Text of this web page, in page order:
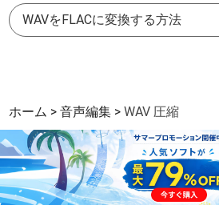
WAVをFLACに変換する方法
ホーム 音声編集 WAV 圧縮
サイトマップ|サポート|プライバシー|パ
Copyright © 2026 Aiseesoft Studio.